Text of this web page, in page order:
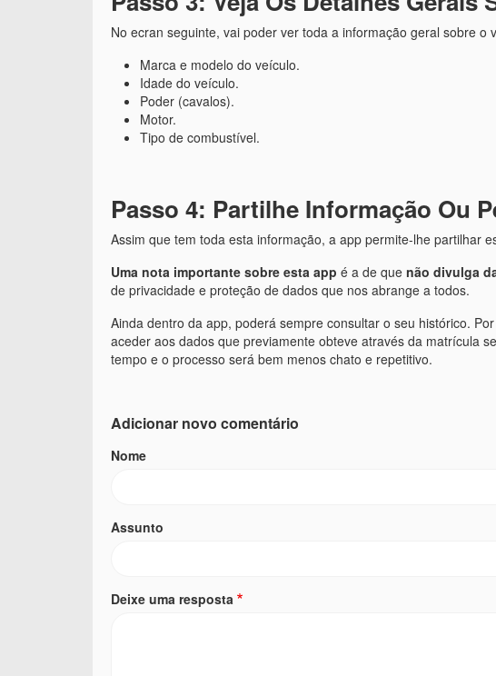
No ecran seguinte, vai poder ver toda a informação geral sobre
Marca e modelo do veículo.
Idade do veículo.
Poder (cavalos).
Motor.
Tipo de combustível.
Passo 4: Partilhe Informação Ou
Assim que tem toda esta informação, a app permite-lhe partilhar
Uma nota importante sobre esta app é a de que não divulga
de privacidade e proteção de dados que nos abrange a todos.
Ainda dentro da app, poderá sempre consultar o seu histórico.
aceder aos dados que previamente obteve através da matrícula
tempo e o processo será bem menos chato e repetitivo.
Adicionar novo comentário
Nome
Assunto
Deixe uma resposta